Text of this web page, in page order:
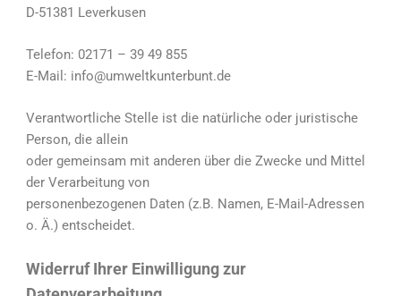
D-51381 Leverkusen
Telefon: 02171 – 39 49 855
E-Mail: info@umweltkunterbunt.de
Verantwortliche Stelle ist die natürliche oder juristische
Person, die allein
oder gemeinsam mit anderen über die Zwecke und Mittel
der Verarbeitung von
personenbezogenen Daten (z.B. Namen, E-Mail-Adressen
o. Ä.) entscheidet.
Widerruf Ihrer Einwilligung zur